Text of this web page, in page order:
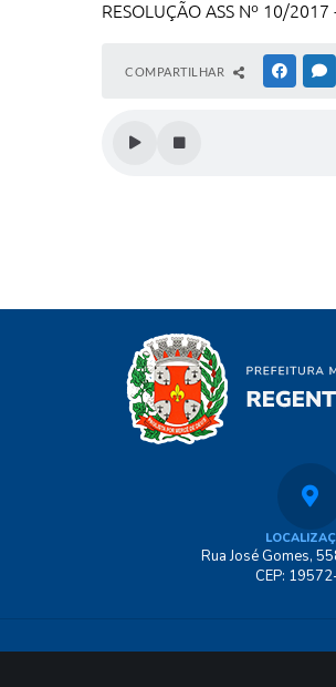
RESOLUÇÃO ASS Nº 10/2017
COMPARTILHAR
Rua José Gomes,
CEP: